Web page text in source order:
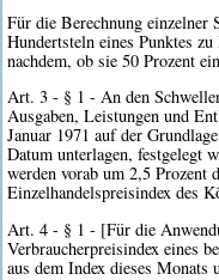
Für die Berechnung einzelner
Hundertsteln eines Punktes
nachdem, ob sie 50 Prozent
Art. 3 - § 1 - An den
Ausgaben, Leistungen und
Januar 1971 auf der
Datum unterlagen, festgelegt
werden vorab um 2,5 Prozent
Einzelhandelspreisindex des
Art. 4 - § 1 - [Für die
Verbraucherpreisindex eines
aus dem Index dieses Monats